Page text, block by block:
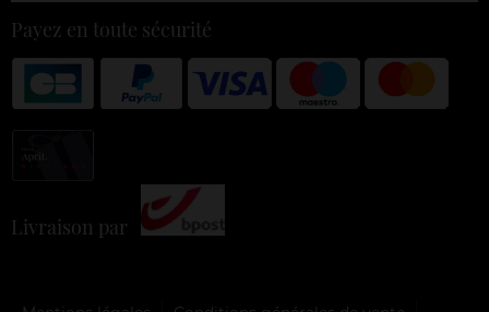
Payez en toute sécurité
Livraison par